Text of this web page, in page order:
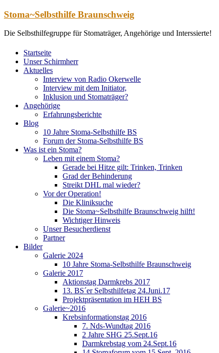
Zum
springen
Stoma~Selbsthilfe Braunschweig
Die Selbsthilfegruppe für Stomaträger, Angehörige und Interssierte!
Startseite
Unser Schirmherr
Aktuelles
Interview von Radio Okerwelle
Interview mit dem Initiator,
Inklusion und Stomaträger?
Angehörige
Erfahrungsberichte
Blog
10 Jahre Stoma-Selbsthilfe BS
Forum der Stoma-Selbsthilfe BS
Was ist ein Stoma?
Leben mit einem Stoma?
Gerade bei Hitze gilt: Trinken, Trinken
Grad der Behinderung
Streikt DHL mal wieder?
Vor der Operation!
Die Kliniksuche
Die Stoma~Selbsthilfe Braunschweig hilft!
Wichtiger Hinweis
Unser Besucherdienst
Partner
Bilder
Galerie 2024
10 Jahre Stoma-Selbsthilfe Braunschweig
Galerie 2017
Aktionstag Darmkrebs 2017
13. BS´er Selbsthilfetag 24.Juni.17
Projektpräsentation im HEH BS
Galerie~2016
Krebsinformationstag 2016
7. Nds-Wundtag 2016
2 Jahre SHG 25.Sept.16
Darmkrebstag vom 24.Sept.16